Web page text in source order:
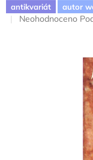
antikvariát autor
Průměrné
Neohodnoceno